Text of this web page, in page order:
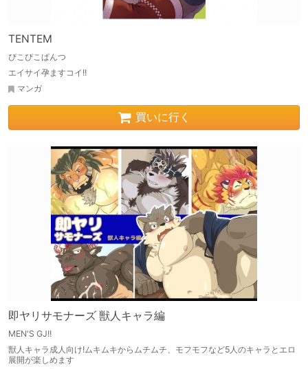
TENTEM
ぴこぴこぱんつ
エイサイ孕ますコイ!!
マンガ
買いに行く
即ヤリサモナーズ 獣人キャラ編
MEN'S GJ!!
獣人キャラ成人向け!ムキムキからムチムチ、モフモフなど5人のキャラとエロ
展開が楽しめます